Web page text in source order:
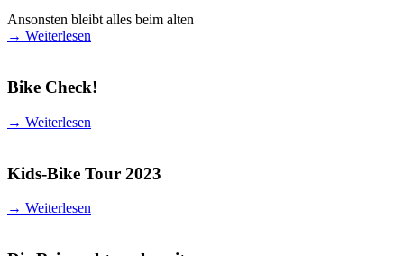
Ansonsten bleibt alles beim alten
→ Weiterlesen
Bike Check!
→ Weiterlesen
Kids-Bike Tour 2023
→ Weiterlesen